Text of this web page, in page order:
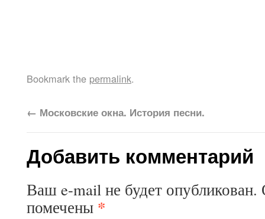
Bookmark the permalink.
← Московские окна. История песни.
Добавить комментарий
Ваш e-mail не будет опубликован.
помечены *